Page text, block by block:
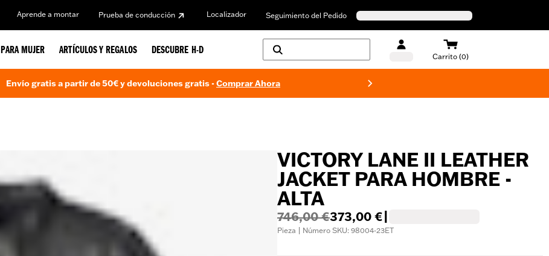
Aprende a montar Prueba de conducción Localizador Seguimiento del Pedido
PARA MUJER ARTÍCULOS Y REGALOS DESCUBRE H-D
Carrito (0)
Envío gratis a partir de 50€ y devoluciones gratis -Comprar Ahora
VICTORY LANE II LEATHER
JACKET PARA HOMBRE -
ALTA
746,00 €373,00 €
Pieza | Número SKU: 98004-23ET